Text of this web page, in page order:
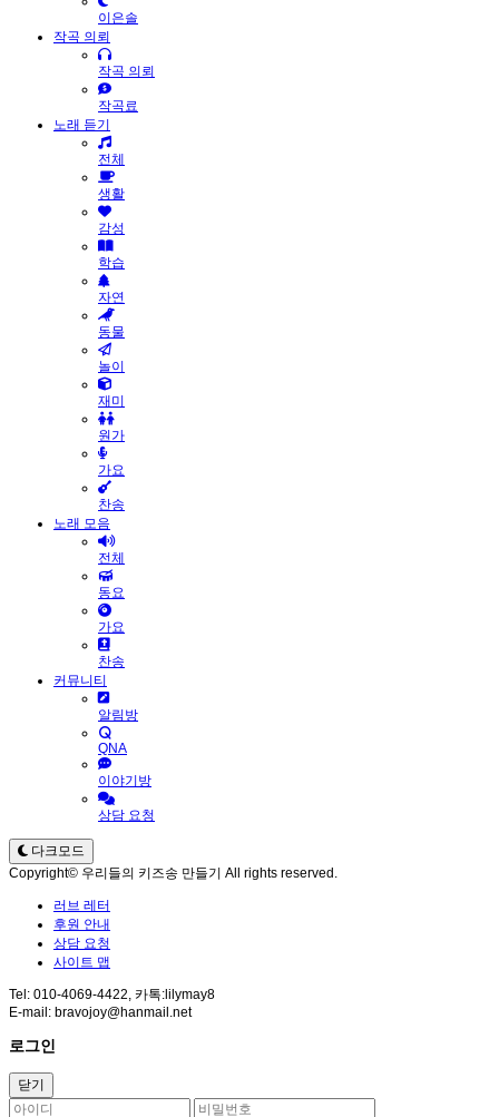
이은솔
작곡 의뢰
작곡 의뢰
작곡료
노래 듣기
전체
생활
감성
학습
자연
동물
놀이
재미
원가
가요
찬송
노래 모음
전체
동요
가요
찬송
커뮤니티
알림방
QNA
이야기방
상담 요청
다크모드
Copyright© 우리들의 키즈송 만들기 All rights reserved.
러브 레터
후원 안내
상담 요청
사이트 맵
Tel: 010-4069-4422, 카톡:lilymay8
E-mail: bravojoy@hanmail.net
로그인
닫기